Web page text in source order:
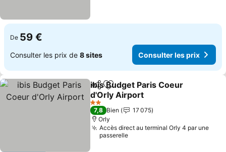
De 59 €
Consulter les prix de 8 sites Consulter les prix
PartagerAjouter à mes favoris
ibis Budget Paris Coeur
d'Orly Airport
2 Étoiles
7,8 Bien
17 075
Orly
Accès direct au terminal Orly 4 par une
passerelle